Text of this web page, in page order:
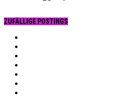
ZUFÄLLIGE POSTINGS